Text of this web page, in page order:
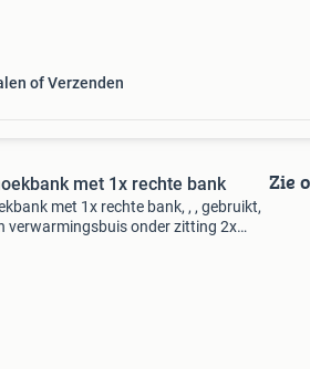
of Verzenden
met 1x rechte bank
met 1x rechte bank, , , gebruikt,
verwarmingsbuis onder zitting 2x
Zie